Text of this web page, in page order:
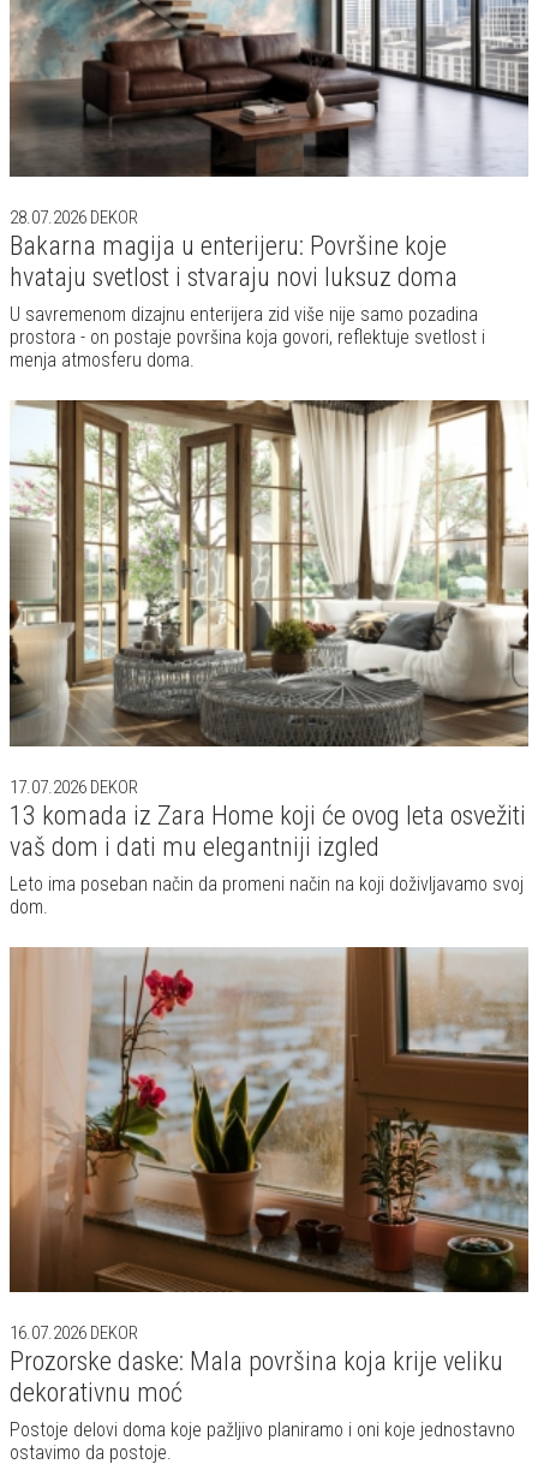
28.07.2026 DEKOR
Bakarna magija u enterijeru: Površine koje
hvataju svetlost i stvaraju novi luksuz doma
U savremenom dizajnu enterijera zid više nije samo pozadina
prostora - on postaje površina koja govori, reflektuje svetlost i
menja atmosferu doma.
17.07.2026 DEKOR
13 komada iz Zara Home koji će ovog leta osvežiti
vaš dom i dati mu elegantniji izgled
Leto ima poseban način da promeni način na koji doživljavamo svoj
dom.
16.07.2026 DEKOR
Prozorske daske: Mala površina koja krije veliku
dekorativnu moć
Postoje delovi doma koje pažljivo planiramo i oni koje jednostavno
ostavimo da postoje.